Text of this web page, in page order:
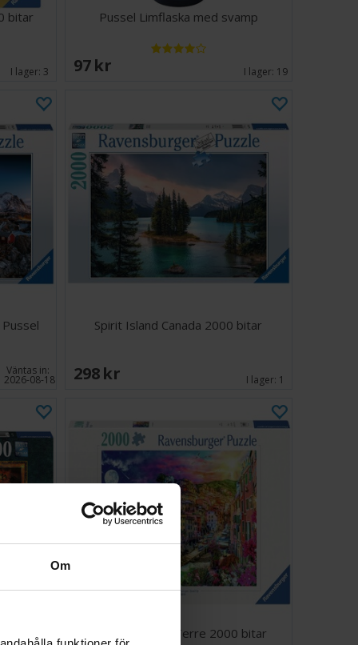
Om
bitar
I lager: 3
Pussel Limflaska med svamp
97 SEK I lager: 19
Väntas in:
2026-08-18
Spirit Island Canada 2000 bitar
298 SEK I lager: 1
Colorful Cinque Terre 2000 bitar